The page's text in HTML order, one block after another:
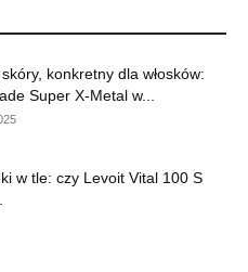
konkretny dla włosków:
Super X-Metal w...
w tle: czy Levoit Vital 100 S